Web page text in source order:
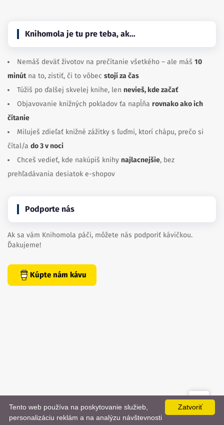
Knihomola je tu pre teba, ak…
Nemáš deväť životov na prečítanie všetkého – ale máš 10
minútna to, zistiť, či to vôbec stojí za čas
Túžiš po ďalšej skvelej knihe, len nevieš, kde začať
Objavovanie knižných pokladov ťa napĺňa rovnako ako ich
čítanie
Miluješ zdieľať knižné zážitky s ľuďmi, ktorí chápu, prečo si
čítal/a do 3 v noci
Chceš vedieť, kde nakúpiš knihy najlacnejšie, bez
prehľadávania desiatok e-shopov
Podporte nás
Ak sa vám Knihomola páči, môžete nás podporiť kávičkou.
Ďakujeme!
Kúpte nám kávu
created bydanielhrenak.sk
Zatvoriť
Tento web používa na poskytovanie služieb,
personalizáciu reklám a na analýzu návštevnosti